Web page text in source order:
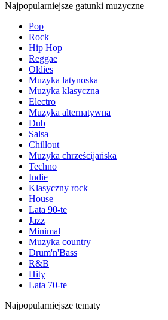
Najpopularniejsze gatunki muzyczne
Pop
Rock
Hip Hop
Reggae
Oldies
Muzyka latynoska
Muzyka klasyczna
Electro
Muzyka alternatywna
Dub
Salsa
Chillout
Muzyka chrześcijańska
Techno
Indie
Klasyczny rock
House
Lata 90-te
Jazz
Minimal
Muzyka country
Drum'n'Bass
R&B
Hity
Lata 70-te
Najpopularniejsze tematy